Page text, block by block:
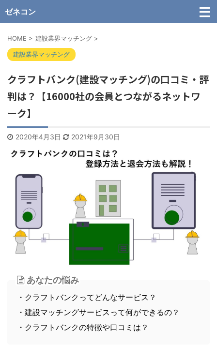
ゼネコン
HOME > 建設業界マッチング >
建設業界マッチング
クラフトバンク(建設マッチング)の口コミ・評
判は？【16000社の会員とつながるネットワ
ーク】
2020年4月3日 2021年9月30日
あなたの悩み
・クラフトバンクってどんなサービス？
・建設マッチングサービスって何ができるの？
・クラフトバンクの特徴や口コミは？